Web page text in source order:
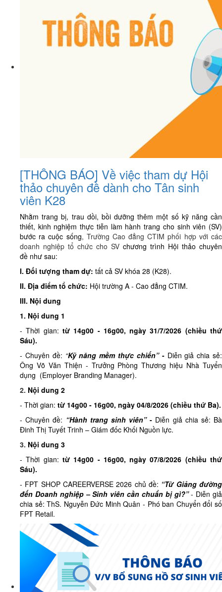
[THÔNG BÁO] Về việc tham dự Hội
thảo chuyên đề dành cho Tân sinh
viên K28
Nhằm trang bị, trau dồi, bồi dưỡng thêm một số kỹ năng cần
thiết, kinh nghiệm thực tiễn làm hành trang cho sinh viên (SV)
bước ra cuộc sống, Trường Cao đẳng CTIM phối hợp với các
doanh nghiệp tổ chức cho SV chương trình Hội thảo chuyên
đề như sau:
I. Đối tượng tham dự: tất cả SV khóa 28 (K28).
II. Địa điểm tổ chức: Hội trường A - Cao đẳng CTIM.
III. Nội dung
1. Nội dung 1
- Thời gian: từ 14g00 - 16g00, ngày 31/7/2026 (chiềuthứ
Sáu).
- Chuyên đề: “Kỹ năng mềm thực chiến” - Diễn giả chia sẻ:
Ông Võ Văn Thiện - Trưởng Phòng Thương hiệu Nhà Tuyển
dụng (Employer Branding Manager).
2. Nội dung 2
- Thời gian: từ 14g00 - 16g00, ngày 04/8/2026 (chiều thứ Ba).
- Chuyên đề: “Hành trang sinh viên”- Diễn giả chia sẻ: Bà
Đinh Thị Tuyết Trinh – Giám đốc Khối Nguồn lực.
3. Nội dung 3
- Thời gian: từ 14g00 - 16g00, ngày 07/8/2026 (chiềuthứ
Sáu).
- FPT SHOP CAREERVERSE 2026 chủ đề: “Từ Giảng đường
đến Doanh nghiệp – Sinh viên cần chuẩn bị gì?”- Diễn giả
chia sẻ: ThS. Nguyễn Đức Minh Quân - Phó ban Chuyển đổi số
FPT Retail.